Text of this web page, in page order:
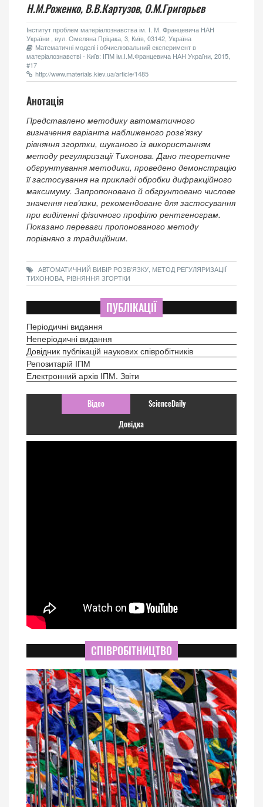
Н.М.Роженко, В.В.Картузов, О.М.Григорьєв
Інститут проблем матеріалознавства ім. І. М. Францевича НАН
України , вул. Омеляна Пріцака, 3, Київ, 03142, Україна
Математичні моделі і обчислювальний експеримент в
матеріалознавстві - Київ: ІПМ ім.І.М.Францевича НАН України, 2015,
#17
http://www.materials.kiev.ua/article/1485
Анотація
Представлено методику автоматичного
визначення варіанта наближеного розв’язку
рівняння згортки, шуканого із використанням
методу регуляризації Тихонова. Дано теоретичне
обгрунтування методики, проведено демонстрацію
її застосування на прикладі обробки дифракційного
максимуму. Запропоновано й обгрунтовано числове
значення нев’язки, рекомендоване для застосування
при виділенні фізичного профілю рентгенограм.
Показано переваги пропонованого методу
порівняно з традиційним.
АВТОМАТИЧНИЙ ВИБІР РОЗВ’ЯЗКУ, МЕТОД РЕГУЛЯРИЗАЦІЇ
ТИХОНОВА, РІВНЯННЯ ЗГОРТКИ
ПУБЛІКАЦІЇ
Періодичні видання
Неперіодичні видання
Довідник публікацій наукових співробітників
Репозитарій ІПМ
Електронний архів ІПМ. Звіти
Відео ScienceDaily
Довідка
СПІВРОБІТНИЦТВО